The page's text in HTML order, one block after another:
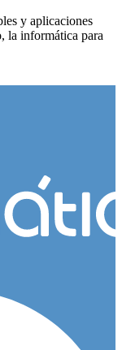
y aplicaciones
la informática para